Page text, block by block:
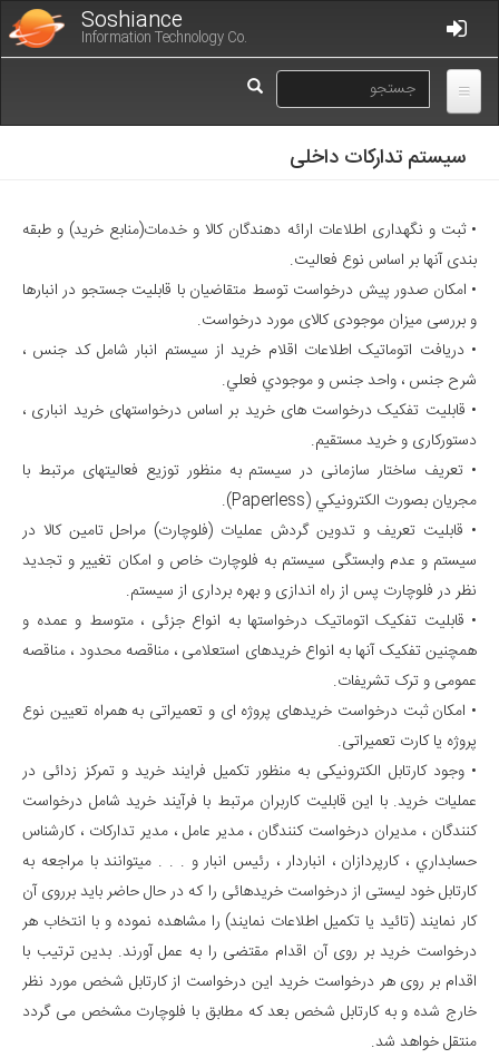
محتوای
اصلی
Soshiance
Information Technology Co.
فرم
جستجو
سیستم تدارکات داخلی
• ثبت و نگهداری اطلاعات ارائه دهندگان کالا و خدمات(منابع خريد) و طبقه
بندی آنها بر اساس نوع فعاليت.
• امکان صدور پیش درخواست توسط متقاضیان با قابلیت جستجو در انبارها
و بررسی میزان موجودی کالای مورد درخواست.
• دریافت اتوماتیک اطلاعات اقلام خرید از سیستم انبار شامل كد جنس ،
شرح جنس ، واحد جنس و موجودي فعلي.
• قابلیت تفکیک درخواست های خرید بر اساس درخواستهای خرید انباری ،
دستورکاری و خرید مستقیم.
• تعریف ساختار سازمانی در سیستم به منظور توزیع فعالیتهای مرتبط با
مجریان بصورت الكترونيكي (Paperless).
• قابلیت تعریف و تدوین گردش عملیات (فلوچارت) مراحل تامین کالا در
سیستم و عدم وابستگی سیستم به فلوچارت خاص و امکان تغییر و تجدید
نظر در فلوچارت پس از راه اندازی و بهره برداری از سیستم.
• قابلیت تفکیک اتوماتیک درخواستها به انواع جزئی ، متوسط و عمده و
همچنین تفکیک آنها به انواع خریدهای استعلامی ، مناقصه محدود ، مناقصه
عمومی و ترک تشریفات.
• امکان ثبت درخواست خریدهای پروژه ای و تعمیراتی به همراه تعیین نوع
پروژه یا کارت تعمیراتی.
• وجود کارتابل الکترونیکی به منظور تکمیل فرایند خرید و تمرکز زدائی در
عملیات خرید. با این قابلیت کاربران مرتبط با فرآیند خرید شامل درخواست
کنندگان ، مدیران درخواست کنندگان ، مدیر عامل ، مدیر تدارکات ، كارشناس
حسابداري ، کارپردازان ، انباردار ، رئیس انبار و . . . میتوانند با مراجعه به
کارتابل خود لیستی از درخواست خریدهائی را که در حال حاضر باید برروی آن
کار نمایند (تائید یا تکمیل اطلاعات نمایند) را مشاهده نموده و با انتخاب هر
درخواست خرید بر روی آن اقدام مقتضی را به عمل آورند. بدین ترتیب با
اقدام بر روی هر درخواست خرید این درخواست از کارتابل شخص مورد نظر
خارج شده و به کارتابل شخص بعد که مطابق با فلوچارت مشخص می گردد
منتقل خواهد شد.